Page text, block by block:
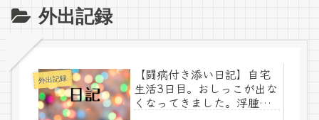
外出記録
外出記録
【闘病付き添い日記】自宅
生活3日目。おしっこが出な
くなってきました。浮腫み